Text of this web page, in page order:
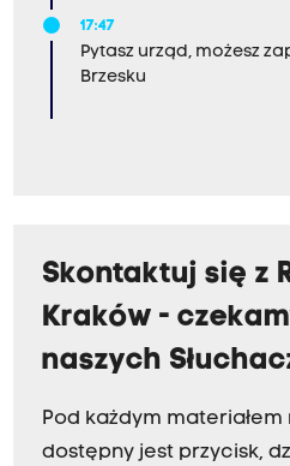
17:47
Pytasz urząd, możesz
Brzesku
Skontaktuj się z
Kraków -
naszych
Pod każdym
dostępny jest przycisk,